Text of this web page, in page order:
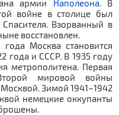
армии Наполеона. В
войне в столице был
Взорванный в
восстановлен.
Москва становится
года и СССР. В 1935 году
метрополитена. Первая
мировой войны
Зимой 1941–1942
немецкие оккупанты